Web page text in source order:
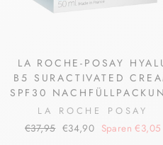
LA ROCHE-POSAY
B5 SURACTIVATED
SPF30
LA ROCHE POSAY
Normaler
€37,95 Sonderpreis
€34,90 Sparen €3,05